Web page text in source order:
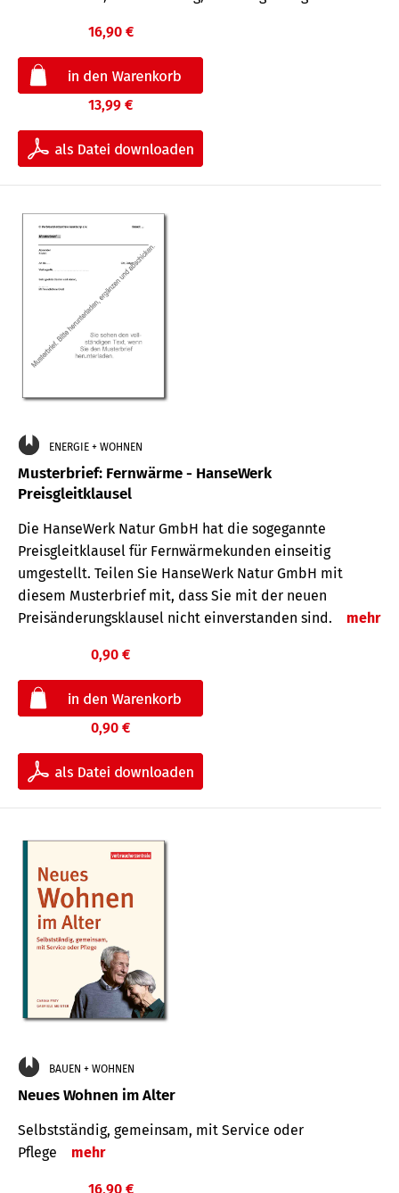
16,90 €
13,99 €
ENERGIE + WOHNEN
Musterbrief: Fernwärme - HanseWerk
Preisgleitklausel
Die HanseWerk Natur GmbH hat die sogegannte
Preisgleitklausel für Fernwärmekunden einseitig
umgestellt. Teilen Sie HanseWerk Natur GmbH mit
diesem Musterbrief mit, dass Sie mit der neuen
Preisänderungsklausel nicht einverstanden sind.
mehr
0,90 €
0,90 €
BAUEN + WOHNEN
Neues Wohnen im Alter
Selbstständig, gemeinsam, mit Service oder
Pflege
mehr
16,90 €